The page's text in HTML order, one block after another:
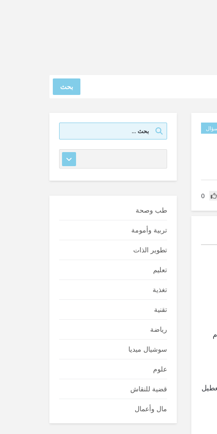
بحث
0
طب وصحة
تربية وأمومة
تطوير الذات
تعليم
تغذية
تقنية
رياضة
سوشيال ميديا
علوم
قضية للنقاش
مال وأعمال